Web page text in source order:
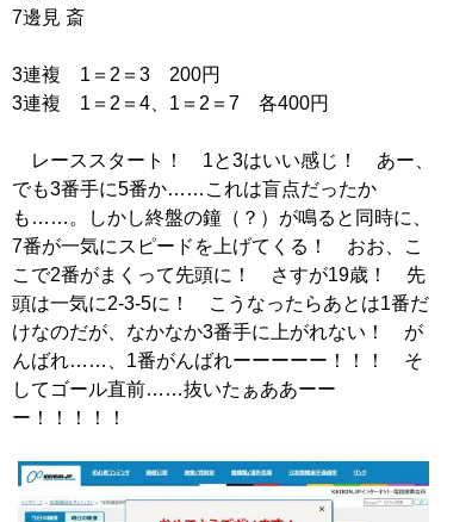
7邊見 斎
3連複 1＝2＝3 200円
3連複 1＝2＝4、1＝2＝7 各400円
レーススタート！ 1と3はいい感じ！ あー、
でも3番手に5番か……これは盲点だったか
も……。しかし終盤の鐘（？）が鳴ると同時に、
7番が一気にスピードを上げてくる！ おお、こ
こで2番がまくって先頭に！ さすが19歳！ 先
頭は一気に2-3-5に！ こうなったらあとは1番だ
けなのだが、なかなか3番手に上がれない！ が
んばれ……、1番がんばれーーーーー！！！ そ
してゴール直前……抜いたぁああーー
ー！！！！！